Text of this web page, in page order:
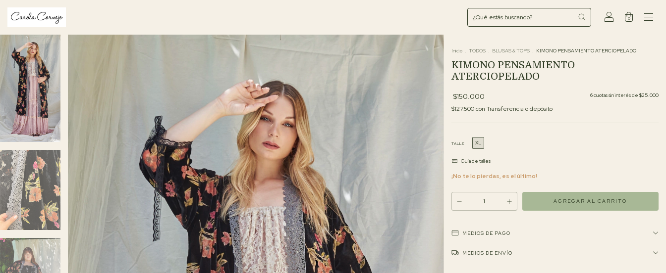
0
Inicio . TODOS . BLUSAS & TOPS . KIMONO PENSAMIENTO ATERCIOPELADO
KIMONO PENSAMIENTO
ATERCIOPELADO
$150.000 6cuotas sin interés de $25.000
$127.500con Transferencia o depósito
TALLE XL
Guía de talles
¡No te lo pierdas, es el último!
MEDIOS DE PAGO
MEDIOS DE ENVÍO